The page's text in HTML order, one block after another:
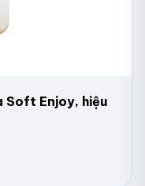
Soft Enjoy, hiệu